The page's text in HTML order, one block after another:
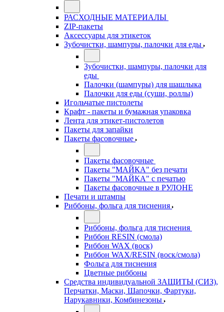
РАСХОДНЫЕ МАТЕРИАЛЫ
ZIP-пакеты
Аксессуары для этикеток
Зубочистки, шампуры, палочки для еды
Зубочистки, шампуры, палочки для
еды
Палочки (шампуры) для шашлыка
Палочки для еды (суши, роллы)
Игольчатые пистолеты
Крафт - пакеты и бумажная упаковка
Лента для этикет-пистолетов
Пакеты для запайки
Пакеты фасовочные
Пакеты фасовочные
Пакеты "МАЙКА" без печати
Пакеты "МАЙКА" с печатью
Пакеты фасовочные в РУЛОНЕ
Печати и штампы
Риббоны, фольга для тиснения
Риббоны, фольга для тиснения
Риббон RESIN (смола)
Риббон WAX (воск)
Риббон WAX/RESIN (воск/смола)
Фольга для тиснения
Цветные риббоны
Средства индивидуальной ЗАЩИТЫ (СИЗ),
Перчатки, Маски, Шапочки, Фартуки,
Нарукавники, Комбинезоны